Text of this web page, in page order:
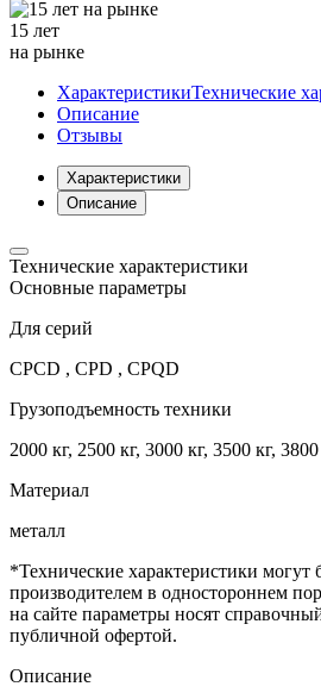
15 лет
на рынке
ХарактеристикиТехнические
Описание
Отзывы
Характеристики
Описание
Технические характеристики
Основные параметры
Для серий
CPCD , CPD , CPQD
Грузоподъемность техники
2000 кг, 2500 кг, 3000 кг, 3500 кг,
Материал
металл
*Технические характеристики
производителем в одностороннем
на сайте параметры носят
публичной офертой.
Описание